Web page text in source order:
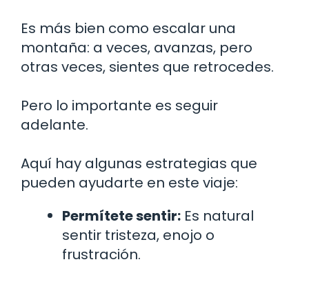
Es más bien como escalar una
montaña: a veces, avanzas, pero
otras veces, sientes que retrocedes.
Pero lo importante es seguir
adelante.
Aquí hay algunas estrategias que
pueden ayudarte en este viaje:
Permítete sentir: Es natural
sentir tristeza, enojo o
frustración.